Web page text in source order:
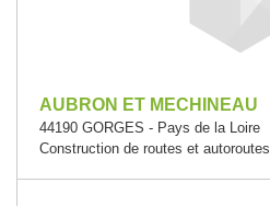
AUBRON ET MECHINEAU
44190 GORGES - Pays de la Loire
Construction de routes et autoroutes